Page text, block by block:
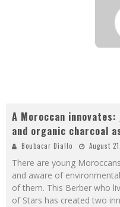
A Moroccan
and organic charcoal
Boubacar Diallo August
There are young
and aware of
of them. This Berber who
of Stars has created two